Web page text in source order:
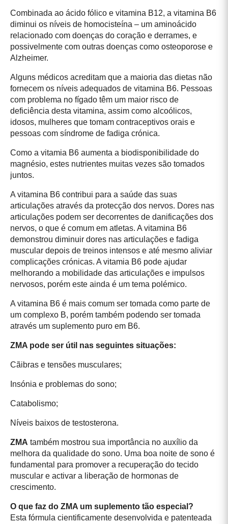
Combinada ao ácido fólico e vitamina B12, a vitamina B6
diminui os níveis de homocisteína – um aminoácido
relacionado com doenças do coração e derrames, e
possivelmente com outras doenças como osteoporose e
Alzheimer.
Alguns médicos acreditam que a maioria das dietas não
fornecem os níveis adequados de vitamina B6. Pessoas
com problema no fígado têm um maior risco de
deficiência desta vitamina, assim como alcoólicos,
idosos, mulheres que tomam contraceptivos orais e
pessoas com síndrome de fadiga crónica.
Como a vitamia B6 aumenta a biodisponibilidade do
magnésio, estes nutrientes muitas vezes são tomados
juntos.
A vitamina B6 contribui para a saúde das suas
articulações através da protecção dos nervos. Dores nas
articulações podem ser decorrentes de danificações dos
nervos, o que é comum em atletas. A vitamina B6
demonstrou diminuir dores nas articulações e fadiga
muscular depois de treinos intensos e até mesmo aliviar
complicações crónicas. A vitamia B6 pode ajudar
melhorando a mobilidade das articulações e impulsos
nervosos, porém este ainda é um tema polémico.
A vitamina B6 é mais comum ser tomada como parte de
um complexo B, porém também podendo ser tomada
através um suplemento puro em B6.
ZMA pode ser útil nas seguintes situações:
Cãibras e tensões musculares;
Insónia e problemas do sono;
Catabolismo;
Níveis baixos de testosterona.
ZMA também mostrou sua importância no auxílio da
melhora da qualidade do sono. Uma boa noite de sono é
fundamental para promover a recuperação do tecido
muscular e activar a liberação de hormonas de
crescimento.
O que faz do ZMA um suplemento tão especial?
Esta fórmula cientificamente desenvolvida e patenteada